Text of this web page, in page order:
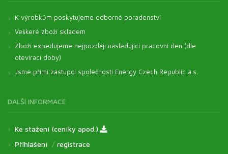
K výrobkům poskytujeme odborné poradenství
Veškeré zboží skladem
Zboží expedujeme nejpozději následující pracovní den (dle
otevírací doby)
Jsme přímí zástupci společnosti Energy Czech Republic a.s.
DALŠÍ INFORMACE
Ke stažení (ceníky apod.)
Přihlášení / registrace